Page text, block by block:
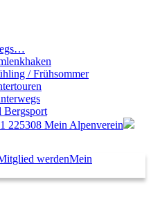
/ Frühsommer
Bergsport
225308 Mein Alpenverein
Mein